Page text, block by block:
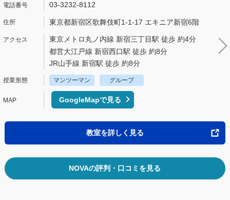
03-3232-8112
東京都新宿区歌舞伎町1-1-17 エキニア新宿6階
東京メトロ丸ノ内線 新宿三丁目駅 徒歩 約4分
都営大江戸線 新宿西口駅 徒歩 約8分
JR山手線 新宿駅 徒歩 約8分
マンツーマン グループ
GoogleMapで見る
教室を詳しく見る
NOVAの評判・口コミを見る